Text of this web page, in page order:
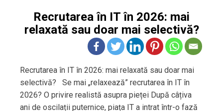
Recrutarea în IT în 2026: mai
relaxată sau doar mai selectivă?
Recrutarea în IT în 2026: mai relaxată sau doar mai
selectivă? Se mai „relaxează” recrutarea în IT în
2026? O privire realistă asupra pieței După câțiva
ani de oscilații puternice, piața IT a intrat într-o fază